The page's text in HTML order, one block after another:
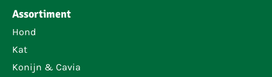
Assortiment
Hond
Kat
Konijn & Cavia